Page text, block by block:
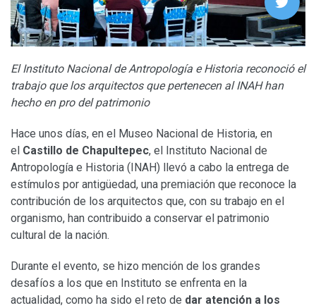
El Instituto Nacional de Antropología e Historia reconoció el
trabajo que los arquitectos que pertenecen al INAH han
hecho en pro del patrimonio
Hace unos días, en el Museo Nacional de Historia, en
el Castillo de Chapultepec, el Instituto Nacional de
Antropología e Historia (INAH) llevó a cabo la entrega de
estímulos por antigüedad, una premiación que reconoce la
contribución de los arquitectos que, con su trabajo en el
organismo, han contribuido a conservar el patrimonio
cultural de la nación.
Durante el evento, se hizo mención de los grandes
desafíos a los que en Instituto se enfrenta en la
actualidad, como ha sido el reto de dar atención a los